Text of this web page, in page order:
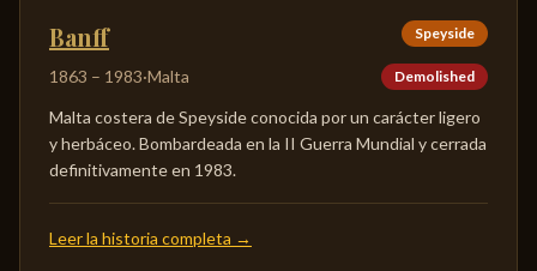
Banff Speyside
1863 – 1983·Malta Demolished
Malta costera de Speyside conocida por un carácter ligero
y herbáceo. Bombardeada en la II Guerra Mundial y cerrada
definitivamente en 1983.
Leer la historia completa →